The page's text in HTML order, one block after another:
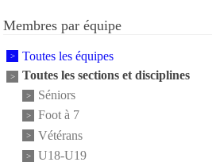
Membres par équipe
Toutes les équipes
Toutes les sections et disciplines
Séniors
Foot à 7
Vétérans
U18-U19